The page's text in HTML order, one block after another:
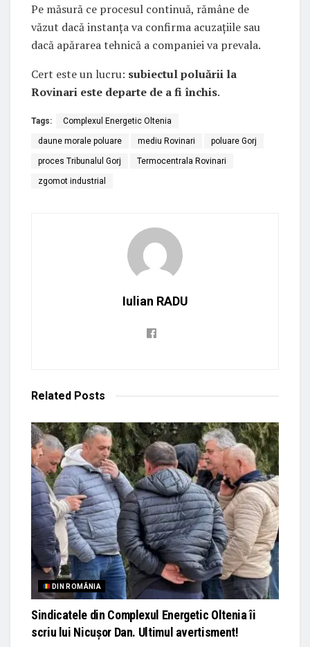
Pe măsură ce procesul continuă, rămâne de
văzut dacă instanța va confirma acuzațiile sau
dacă apărarea tehnică a companiei va prevala.
Cert este un lucru: subiectul poluării la
Rovinari este departe de a fi închis.
Tags: Complexul Energetic Oltenia
daune morale poluare mediu Rovinari poluare Gorj
proces Tribunalul Gorj Termocentrala Rovinari
zgomot industrial
Iulian RADU
Related Posts
DIN ROMÂNIA
Sindicatele din Complexul Energetic Oltenia îi
scriu lui Nicușor Dan. Ultimul avertisment!